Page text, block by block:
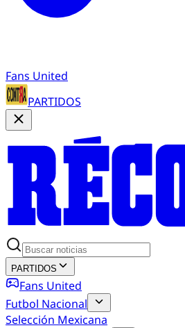
Fans United
PARTIDOS
PARTIDOS
Fans United
Futbol Nacional
Selección Mexicana